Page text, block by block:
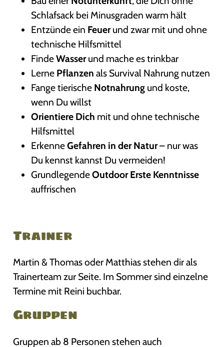
Schlafsack bei Minusgraden warm hält
Entzünde ein Feuerund zwar mit und ohne
technische Hilfsmittel
FindeWasserund mache es trinkbar
Lerne Pflanzen als Survival Nahrung nutzen
Fange tierische Notnahrungund koste,
wenn Du willst
Orientiere Dich mit und ohne technische
Hilfsmittel
ErkenneGefahren in der Natur– nur was
Du kennst kannst Du vermeiden!
GrundlegendeOutdoor Erste Kenntnisse
auffrischen
Trainer
Martin & Thomas oder Matthias stehen dir als
Trainerteam zur Seite. Im Sommer sind einzelne
Termine mit Reini buchbar.
Gruppen
Gruppen ab 8 Personen stehen auch